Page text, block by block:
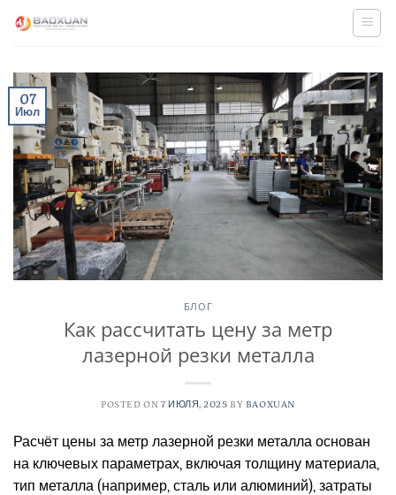
07
Июл
БЛОГ
Как рассчитать цену за метр
лазерной резки металла
POSTED ON 7 ИЮЛЯ, 2025 BY BAOXUAN
Расчёт цены за метр лазерной резки металла основан
на ключевых параметрах, включая толщину материала,
тип металла (например, сталь или алюминий), затраты